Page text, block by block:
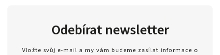
Odebírat newsletter
Vložte svůj e-mail a my vám budeme zasílat informace o